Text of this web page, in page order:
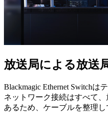
放送局による放送
Blackmagic Ethernet Switchは
ネットワーク接続はすべて
あるため、ケーブルを整理